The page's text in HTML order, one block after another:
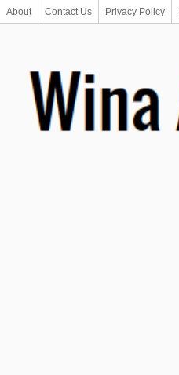
About Contact Us Privacy Policy